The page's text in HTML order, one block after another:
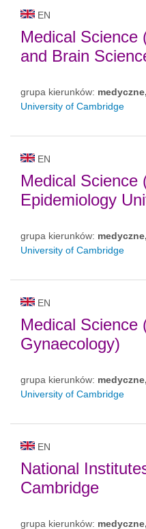
EN
Medical Science
and Brain
grupa kierunków:
University of Cambridge
EN
Medical Science
Epidemiology
grupa kierunków:
University of Cambridge
EN
Medical Science
Gynaecology)
grupa kierunków:
University of Cambridge
EN
National
Cambridge
grupa kierunków: